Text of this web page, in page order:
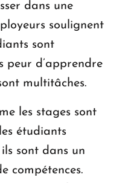
dans une
soulignent
sont
peur d’apprendre
multitâches.
les stages sont
étudiants
sont dans un
compétences.